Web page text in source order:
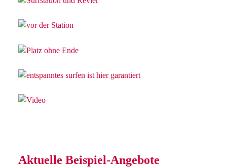
Aktuelle Beispiel-Angebote